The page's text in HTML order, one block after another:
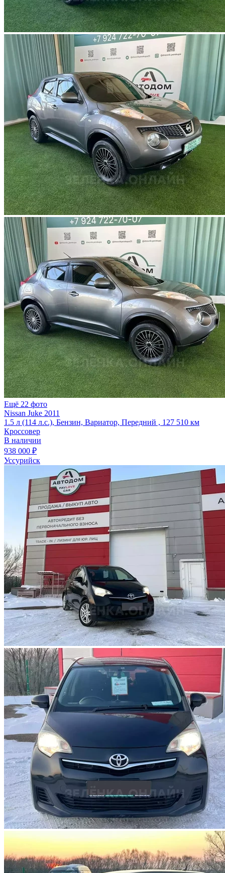
Ещё 22 фото
Nissan Juke 2011
1.5 л (114 л.с.), Бензин, Вариатор, Передний , 127 510 км
Кроссовер
В наличии
938 000 ₽
Уссурийск